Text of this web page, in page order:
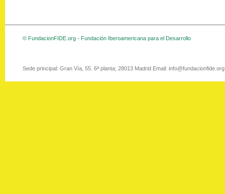
© FundacionFIDE.org - Fundación Iberoamericana para el Desarrollo
Sede principal: Gran Vía, 55. 6ª planta; 28013 Madrid Email: